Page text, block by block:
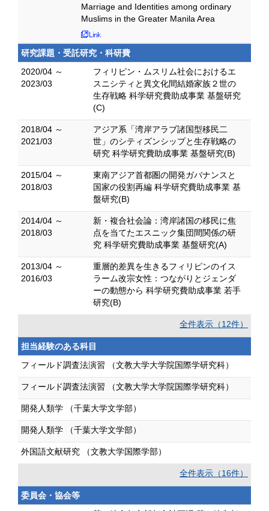
Marriage and Identities among ordinary
Muslims in the Greater Manila Area
研究課題・受託研究・科研費
2020/04 ～
2023/03
フィリピン・ムスリム社会におけるエ
スニシティと異文化間結婚家族２世の
生存戦略 科学研究費助成事業 基盤研究
(C)
2018/04 ～
2021/03
アジア系「湾岸アラブ諸国型移民二
世」のシティズンシップと生存戦略の
研究 科学研究費助成事業 基盤研究(B)
2015/04 ～
2018/03
東南アジア首都圏の開発ガバナンスと
国家の役割再編 科学研究費助成事業 基
盤研究(B)
2014/04 ～
2018/03
新・複合社会論：湾岸諸国の移民に焦
点を当てたエスニック集団間関係の研
究 科学研究費助成事業 基盤研究(A)
2013/04 ～
2016/03
重層的差異を生きるフィリピンのイス
ラーム改宗女性：つながりとジェンダ
ーの動態から 科学研究費助成事業 若手
研究(B)
全件表示（12件）
担当経験のある科目
フィールド調査法演習 （文教大学大学院国際学研究科）
フィールド調査法演習 （文教大学大学院国際学研究科）
開発人類学 （千葉大学文学部）
開発人類学 （千葉大学文学部）
外国語文献研究 （文教大学国際学部）
全件表示（16件）
委員会・協会等